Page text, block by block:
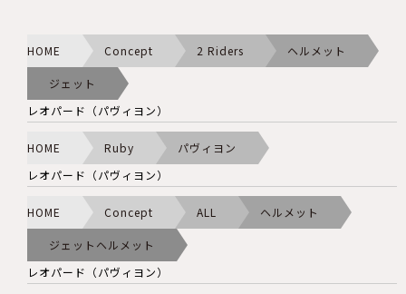
HOME Concept 2 Riders ヘルメット
ジェット
レオパード（パヴィヨン）
HOME Ruby
パヴィヨン
レオパード（パヴィヨン）
HOME Concept ALL ヘルメット
ジェットヘルメット
レオパード（パヴィヨン）